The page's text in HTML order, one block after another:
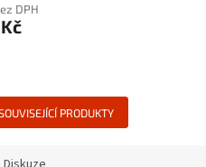
DPH
PRODUKTY